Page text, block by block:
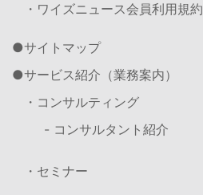
・ワイズニュース会員利用規約
サイトマップ
サービス紹介（業務案内）
・コンサルティング
- コンサルタント紹介
・セミナー